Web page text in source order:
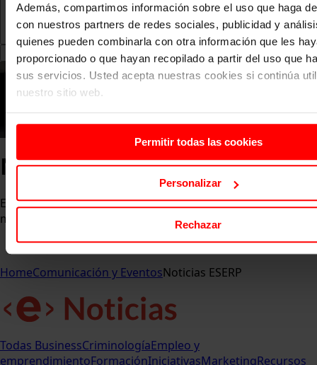
Además, compartimos información sobre el uso que haga
con nuestros partners de redes sociales, publicidad y
quienes pueden combinarla con otra información que les
proporcionado o que hayan recopilado a partir del uso que
sus servicios. Usted acepta nuestras cookies si continúa
nuestro sitio web.
Permitir todas las cookies
Personalizar
Rechazar
Noticias ESERP
Entérate de las últimas novedades, eventos y logros que
marcan el pulso de la comunidad ESERP.
HomeComunicación y EventosNoticias ESERP
Todas BusinessCriminologíaEmpleo y
emprendimientoFormaciónIniciativasMarketingRecursos